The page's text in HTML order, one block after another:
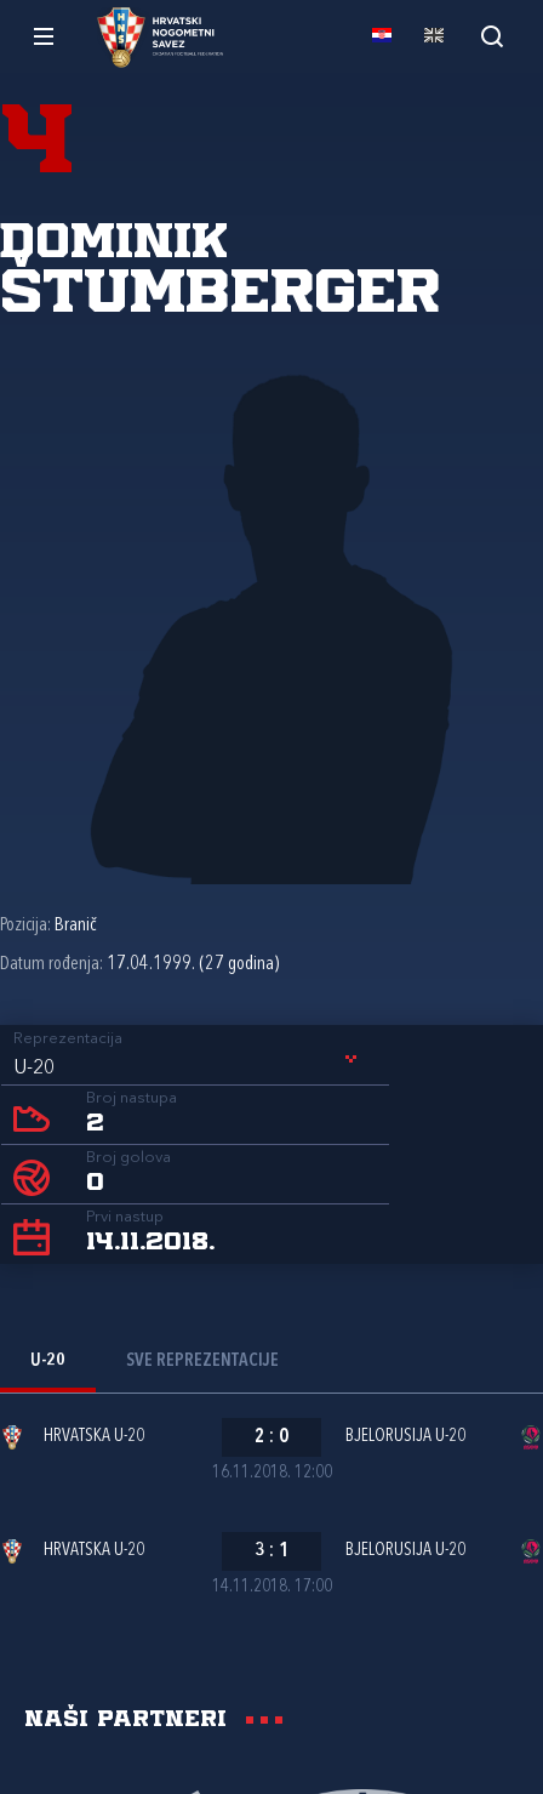
4
Dominik
Štumberger
Pozicija: Branič
Datum rođenja: 17.04.1999. (27 godina)
Reprezentacija
U-20
Broj nastupa
2
Broj golova
0
Prvi nastup
14.11.2018.
U-20 SVE REPREZENTACIJE
16.11.2018. 12:00
HRVATSKA U-20 2 : 0 BJELORUSIJA U-20
14.11.2018. 17:00
HRVATSKA U-20 3 : 1 BJELORUSIJA U-20
Naši partneri